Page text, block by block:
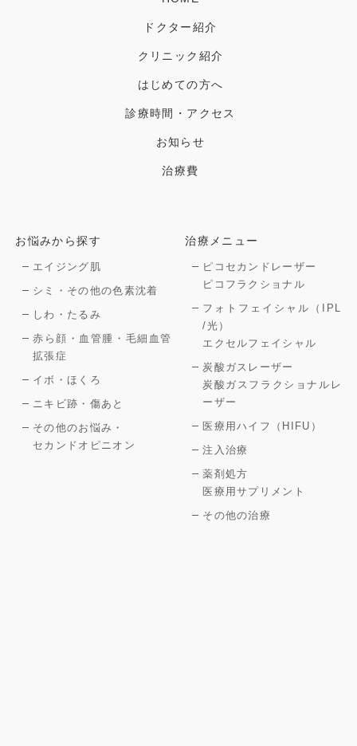
ドクター紹介
クリニック紹介
はじめての方へ
診療時間・アクセス
お知らせ
治療費
お悩みから探す
エイジング肌
シミ・その他の色素沈着
しわ・たるみ
赤ら顔・血管腫・毛細血管
拡張症
イボ・ほくろ
ニキビ跡・傷あと
その他のお悩み・
セカンドオピニオン
治療メニュー
ピコセカンドレーザー
ピコフラクショナル
フォトフェイシャル（IPL
/光）
エクセルフェイシャル
炭酸ガスレーザー
炭酸ガスフラクショナルレ
ーザー
医療用ハイフ（HIFU）
注入治療
薬剤処方
医療用サプリメント
その他の治療